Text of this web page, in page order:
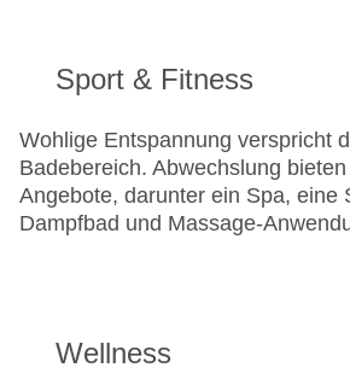
Sport & Fitness
Wohlige Entspannung verspricht
Badebereich. Abwechslung
Angebote, darunter ein Spa, eine
Dampfbad und Massage-
Wellness